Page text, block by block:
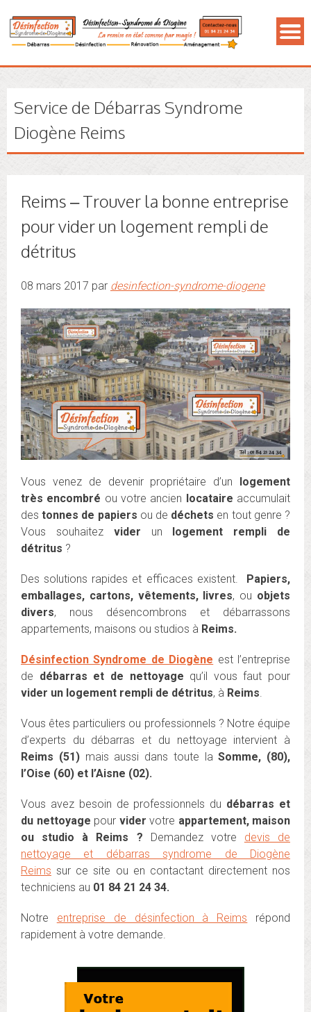
Service de Débarras Syndrome
Diogène Reims
Reims – Trouver la bonne entreprise
pour vider un logement rempli de
détritus
08 mars 2017 par desinfection-syndrome-diogene
Vous venez de devenir propriétaire d’un logement
très encombré ou votre ancien locataire accumulait
destonnes de papiers ou de déchets en tout genre ?
Vous souhaitez vider un logement rempli de
détritus ?
Des solutions rapides et efficaces existent. Papiers,
emballages, cartons, vêtements, livres, ou objets
divers, nous désencombrons et débarrassons
appartements, maisons ou studios à Reims.
Désinfection Syndrome de Diogène est l’entreprise
de débarras et de nettoyage qu’il vous faut pour
vider un logement rempli de détritus, à Reims.
Vous êtes particuliers ou professionnels ? Notre équipe
d’experts du débarras et du nettoyage intervient à
Reims (51)mais aussi dans toute laSomme, (80),
l’Oise (60) et l’Aisne (02).
Vous avez besoin de professionnels du débarras et
du nettoyage pour vider votre appartement, maison
ou studio à Reims ? Demandez votre devis de
nettoyage et débarras syndrome de Diogène
Reims sur ce site ou en contactant directement nos
techniciens au 01 84 21 24 34.
Notre entreprise de désinfection à Reims répond
rapidement à votre demande.